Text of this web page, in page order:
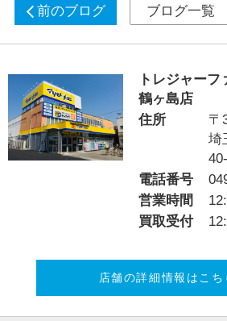
前のブログ ブログ一覧
トレジャー
鶴ヶ島店
住所
〒
埼
電話番号
営業時間
買取受付
店舗の詳細情報はこち